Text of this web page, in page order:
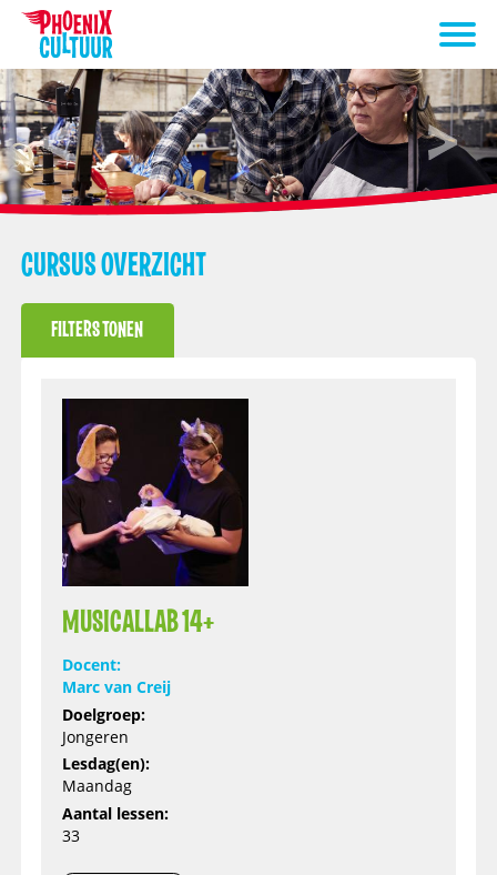
CURSUS OVERZICHT
FILTERS TONEN
MUSICALLAB 14+
Docent:
Marc van Creij
Doelgroep:
Jongeren
Lesdag(en):
Maandag
Aantal lessen:
33